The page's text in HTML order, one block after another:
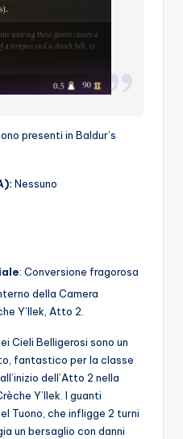
presenti in Baldur’s
Nessuno
: Conversione fragorosa
della Camera
Y’llek, Atto 2.
Cieli Belligerosi sono un
fantastico per la classe
dell’Atto 2 nella
Y’llek. I guanti
Tuono, che infligge 2 turni
un bersaglio con danni